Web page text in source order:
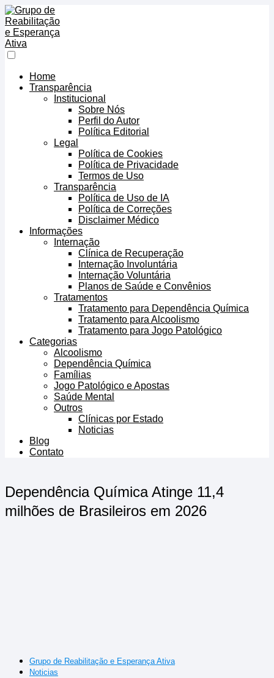
Home
Transparência
Institucional
Sobre Nós
Perfil do Autor
Política Editorial
Legal
Política de Cookies
Política de Privacidade
Termos de Uso
Transparência
Política de Uso de IA
Política de Correções
Disclaimer Médico
Informações
Internação
Clínica de Recuperação
Internação Involuntária
Internação Voluntária
Planos de Saúde e Convênios
Tratamentos
Tratamento para Dependência Química
Tratamento para Alcoolismo
Tratamento para Jogo Patológico
Categorias
Alcoolismo
Dependência Química
Famílias
Jogo Patológico e Apostas
Saúde Mental
Outros
Clínicas por Estado
Noticias
Blog
Contato
Dependência Química Atinge 11,4
milhões de Brasileiros em 2026
Grupo de Reabilitação e Esperança Ativa
Noticias